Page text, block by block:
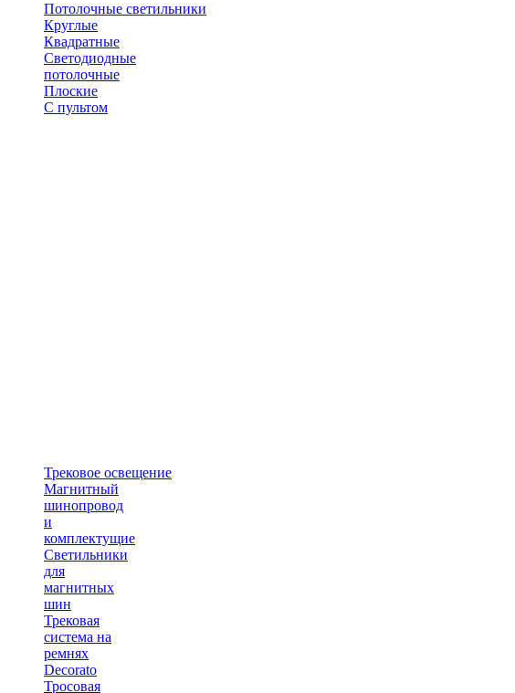
Потолочные светильники
Круглые
Квадратные
Светодиодные
потолочные
Плоские
С пультом
Трековое освещение
Магнитный
шинопровод
и
комплектущие
Светильники
для
магнитных
шин
Трековая
система на
ремнях
Decorato
Тросовая